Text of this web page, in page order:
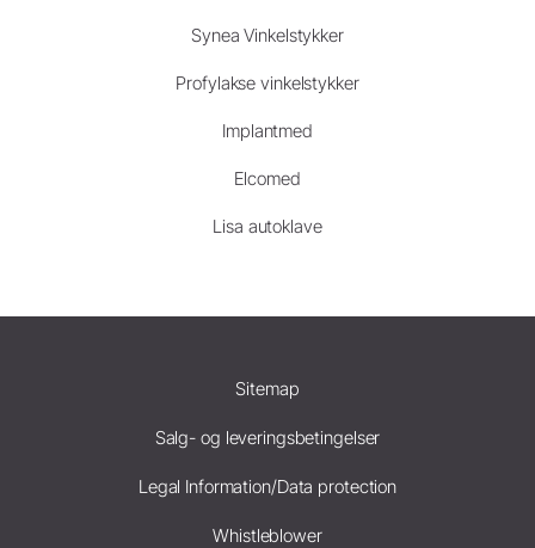
Synea Vinkelstykker
Profylakse vinkelstykker
Implantmed
Elcomed
Lisa autoklave
Sitemap
Salg- og leveringsbetingelser
Legal Information/Data protection
Whistleblower